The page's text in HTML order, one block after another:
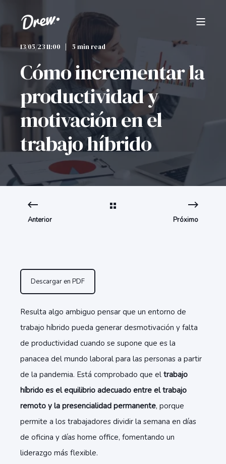
13/05/23 11:00 5 min read
Cómo incrementar la
productividad y
motivación en el
trabajo híbrido
Anterior Próximo
Descargar en PDF
Resulta algo ambiguo pensar que un entorno de
trabajo híbrido pueda generar desmotivación y falta
de productividad cuando se supone que es la
panacea del mundo laboral para las personas a partir
de la pandemia. Está comprobado que el trabajo
híbrido es el equilibrio adecuado entre el trabajo
remoto y la presencialidad permanente, porque
permite a los trabajadores dividir la semana en días
de oficina y días home office, fomentando un
liderazgo más flexible.